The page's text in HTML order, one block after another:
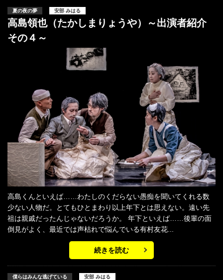
夏の夜の夢 安部 みはる
高島領也（たかしまりょうや）～出演者紹介
その４～
高島くんといえば……わたしのくだらない愚痴を聞いてくれる数
少ない人物だ。とてもひとまわり以上年下とは思えない。遠い先
祖は親戚だったんじゃないだろうか。 年下といえば……後輩の面
倒見がよく、最近では声枯れで悩んでいる有村友花...
続きを読む
僕らはみんな逃げている 安部 みはる